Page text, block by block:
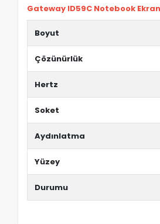
Gateway ID59C Notebook
Boyut
Çözünürlük
Hertz
Soket
Aydınlatma
Yüzey
Durumu